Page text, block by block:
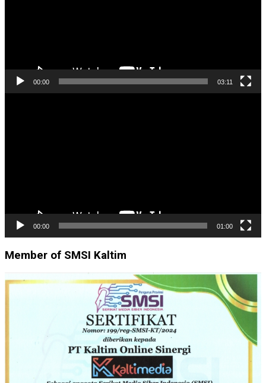
00:00 03:11
00:00 01:00
Member of SMSI Kaltim